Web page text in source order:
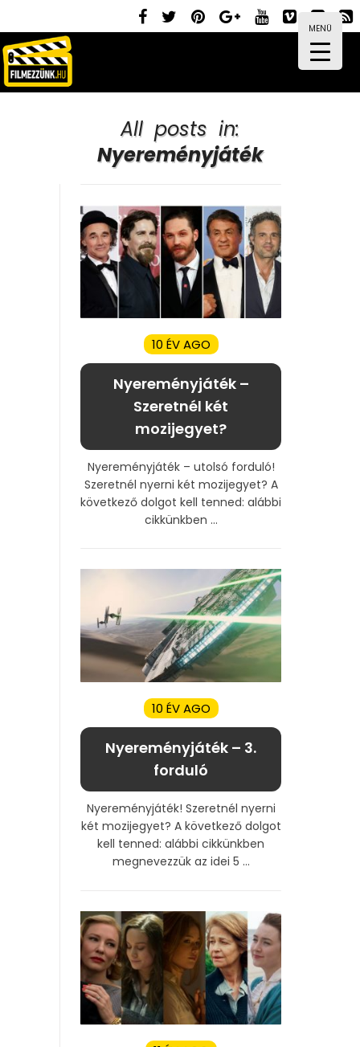
MENÜ
All posts in:
Nyereményjáték
10 ÉV AGO
Nyereményjáték –
Szeretnél két
mozijegyet?
Nyereményjáték – utolsó forduló!
Szeretnél nyerni két mozijegyet? A
következő dolgot kell tenned: alábbi
cikkünkben ...
10 ÉV AGO
Nyereményjáték – 3.
forduló
Nyereményjáték! Szeretnél nyerni
két mozijegyet? A következő dolgot
kell tenned: alábbi cikkünkben
megnevezzük az idei 5 ...